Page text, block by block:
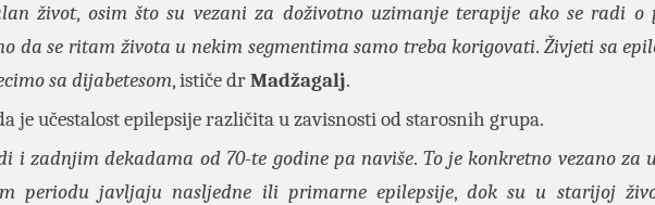
život, osim što su vezani za doživotno uzimanje terapije ako se radi o
da se ritam života u nekim segmentima samo treba korigovati.Živjeti sa
sa dijabetesom, ističe drMadžagalj.
je učestalost epilepsije različita u zavisnosti od starosnih grupa.
i zadnjim dekadama od 70-te godine pa naviše. To je konkretno vezano za
periodu javljaju nasljedne ili primarne epilepsije,dok su u starijoj